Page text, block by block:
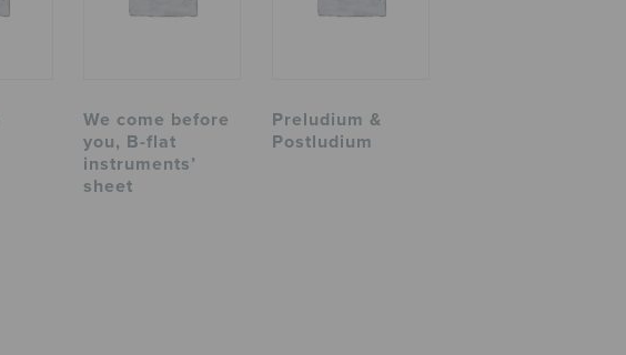
We come before
you, B-flat
instruments’
sheet
Preludium &
Postludium